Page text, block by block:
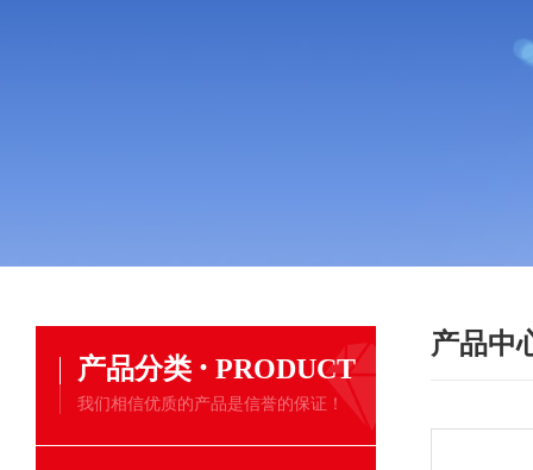
产品分类 · PRODUCT
我们相信优质的产品是信誉的保证！
产品中